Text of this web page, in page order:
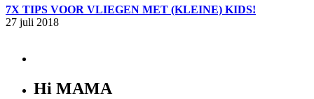
7X TIPS VOOR VLIEGEN MET (KLEINE) KIDS!
27 juli 2018
Hi MAMA